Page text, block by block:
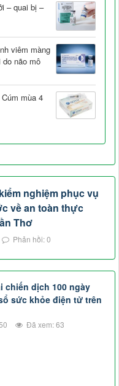
– quai bị –
viêm màng
do não mô
mùa 4
nghiệm phục vụ
về an toàn thực
Thơ
Phản hồi: 0
chiến dịch 100 ngày
sức khỏe điện tử trên
Đã xem: 63